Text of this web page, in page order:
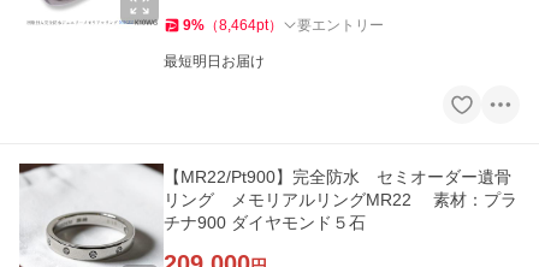
9% （8,464pt） 要エントリー
最短明日お届け
【MR22/Pt900】完全防水 セミオーダー遺骨
リング メモリアルリングMR22 素材：プラ
チナ900 ダイヤモンド５石